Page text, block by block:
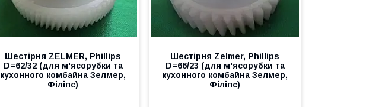
Шестірня ZELMER, Phillips
D=62/32 (для м'ясорубки та
кухонного комбайна Зелмер,
Філіпс)
Шестірня Zelmer, Phillips
D=66/23 (для м'ясорубки та
кухонного комбайна Зелмер,
Філіпс)